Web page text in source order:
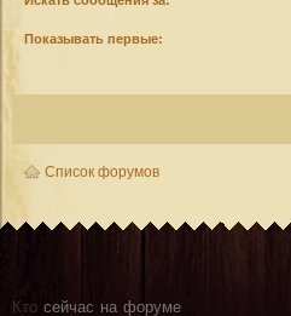
Показывать первые:
Список форумов
Кто сейчас на форуме